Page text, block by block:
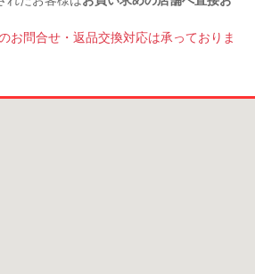
お問合せ・返品交換対応は承っておりま